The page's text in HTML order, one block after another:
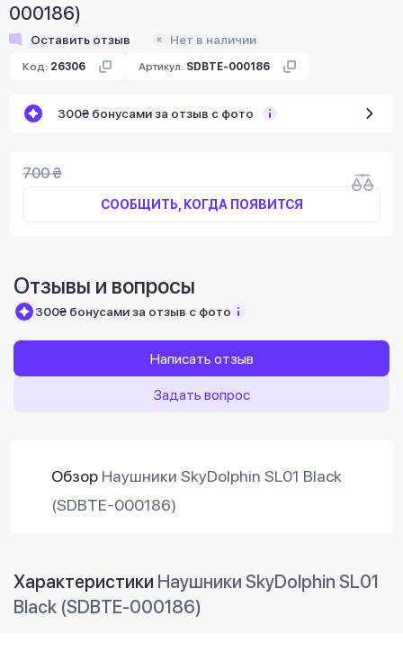
000186)
Оставить отзыв Нет в наличии
Код: 26306 Артикул: SDBTE-000186
300₴ бонусами за отзыв с фото
700 ₴
СООБЩИТЬ, КОГДА ПОЯВИТСЯ
Отзывы и вопросы
300₴ бонусами за отзыв с фото
Написать отзыв
Задать вопрос
Обзор Наушники SkyDolphin SL01 Black
(SDBTE-000186)
Характеристики Наушники SkyDolphin SL01
Black (SDBTE-000186)